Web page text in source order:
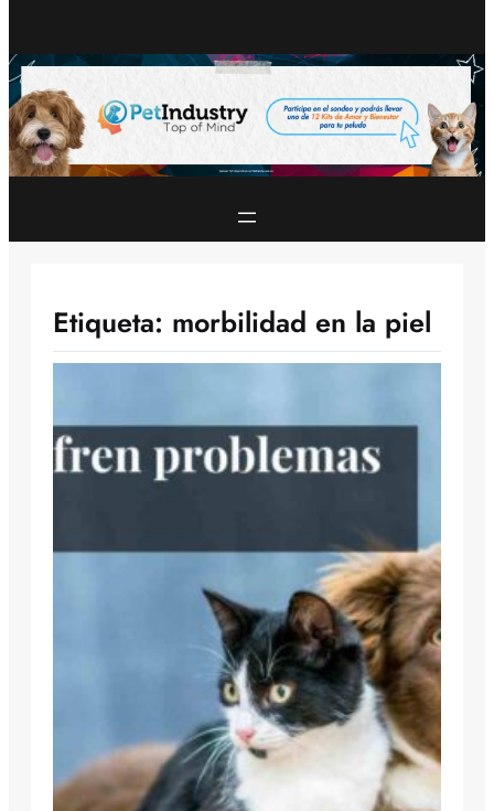
Etiqueta: morbilidad en la piel